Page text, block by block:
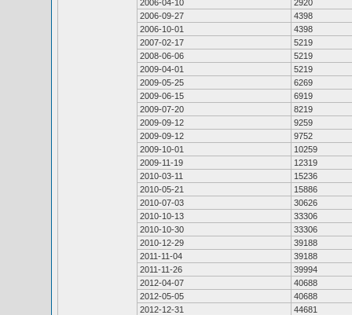
2006-04-10
2920
2006-09-27
4398
2006-10-01
4398
2007-02-17
5219
2008-06-06
5219
2009-04-01
5219
2009-05-25
6269
2009-06-15
6919
2009-07-20
8219
2009-09-12
9259
2009-09-12
9752
2009-10-01
10259
2009-11-19
12319
2010-03-11
15236
2010-05-21
15886
2010-07-03
30626
2010-10-13
33306
2010-10-30
33306
2010-12-29
39188
2011-11-04
39188
2011-11-26
39994
2012-04-07
40688
2012-05-05
40688
2012-12-31
44681